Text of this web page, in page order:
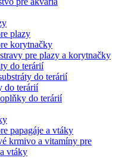
plazy
korytnačky
pre plazy a korytnačky
do terárií
do terárií
do terárií
do terárií
papagáje a vtáky
krmivo a vitamíny pre
vtáky